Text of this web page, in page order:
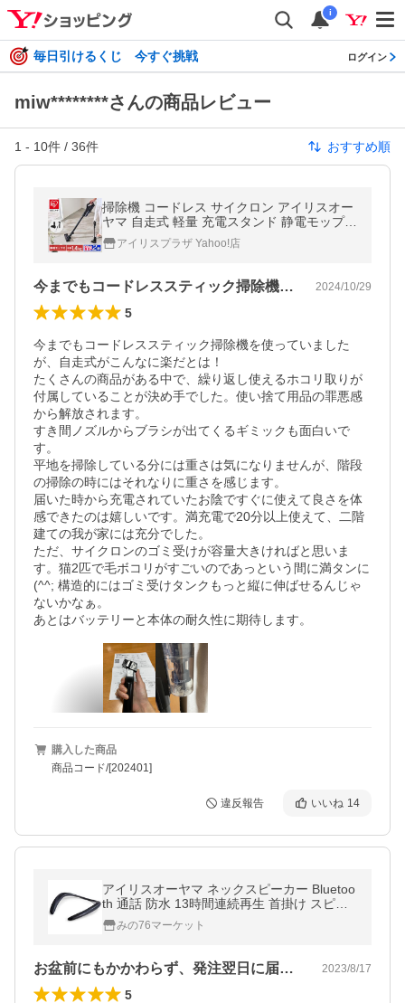
i
毎日引けるくじ 今すぐ挑戦 ログイン
miw********さんの商品レビュー
1 - 10件 / 36件 おすすめ順
掃除機 コードレス サイクロン アイリスオー
ヤマ 自走式 軽量 充電スタンド 静電モップ付
き 新生活 一人暮らし 安心延長保証対象
アイリスプラザ Yahoo!店
今までもコードレススティック掃除機を使… 2024/10/29
5
今までもコードレススティック掃除機を使っていました
が、自走式がこんなに楽だとは！
たくさんの商品がある中で、繰り返し使えるホコリ取りが
付属していることが決め手でした。使い捨て用品の罪悪感
から解放されます。
すき間ノズルからブラシが出てくるギミックも面白いで
す。
平地を掃除している分には重さは気になりませんが、階段
の掃除の時にはそれなりに重さを感じます。
届いた時から充電されていたお陰ですぐに使えて良さを体
感できたのは嬉しいです。満充電で20分以上使えて、二階
建ての我が家には充分でした。
ただ、サイクロンのゴミ受けが容量大きければと思いま
す。猫2匹で毛ボコリがすごいのであっという間に満タンに
(^^; 構造的にはゴミ受けタンクもっと縦に伸ばせるんじゃ
ないかなぁ。
あとはバッテリーと本体の耐久性に期待します。
購入した商品
商品コード/[202401]
違反報告 いいね 14
アイリスオーヤマ ネックスピーカー Bluetoo
th 通話 防水 13時間連続再生 首掛け スピー
カー 送信機付き MKH-150 ブラック 【ギフ
トラッピング対応】
みの76マーケット
お盆前にもかかわらず、発注翌日に届きま… 2023/8/17
5